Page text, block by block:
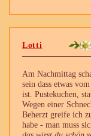
Lotti
Am Nachmittag
sein dass etwas
ist. Pustekuchen,
Wegen einer
Beherzt greife ich
habe - man muss